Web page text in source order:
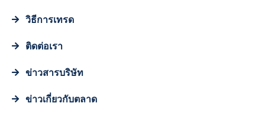
วิธีการเทรด
ติดต่อเรา
ข่าวสารบริษัท
ข่าวเกี่ยวกับตลาด